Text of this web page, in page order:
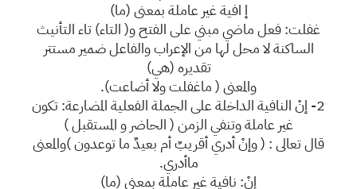
إ افية غير عاملة بمعنى (ما)
غفلت: فعل ماضي مبني على الفتح و( التاء) تاء التأنيث
الساكنة لا محل لها من الإعراب والفاعل ضمير مستتر
تقديره (هي)
والمعنى ( ماغفلت ولا أضاعت).
2- إنْ النافية الداخلة على الجملة الفعلية المضارعة: تكون
غير عاملة وتنفي الزمن ( الحاضر و المستقبل )
قال تعالى : ( وإنْ أدري أقريبٌ أم بعيدٌ ما توعدون )والمعنى
ماأدري.
إنْ: نافية غير عاملة بمعنى (ما)